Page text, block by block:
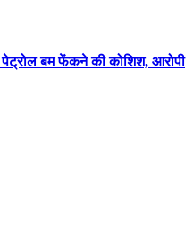
पेट्रोल बम फेंकने की कोशिश, आरोपी